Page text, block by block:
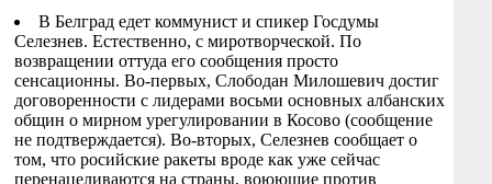
В Белград едет коммунист и спикер Госдумы
Селезнев. Естественно, с миротворческой. По
возвращении оттуда его сообщения просто
сенсационны. Во-первых, Слободан Милошевич достиг
договоренности с лидерами восьми основных албанских
общин о мирном урегулировании в Косово (сообщение
не подтверждается). Во-вторых, Селезнев сообщает о
том, что росийские ракеты вроде как уже сейчас
перенацеливаются на страны, воюющие против